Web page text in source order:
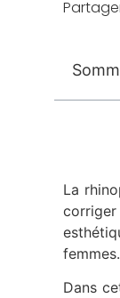
La
femmes.
Dans